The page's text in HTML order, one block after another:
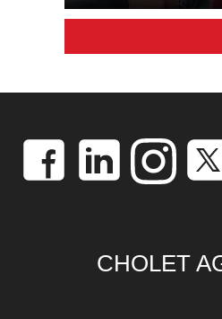
CHOLET